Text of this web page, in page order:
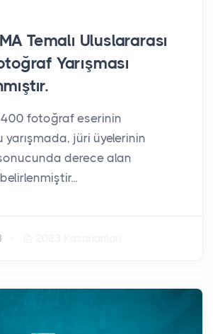
Temalı Uluslararası
Yarışması
fotoğraf eserinin
jüri üyelerinin
derece alan